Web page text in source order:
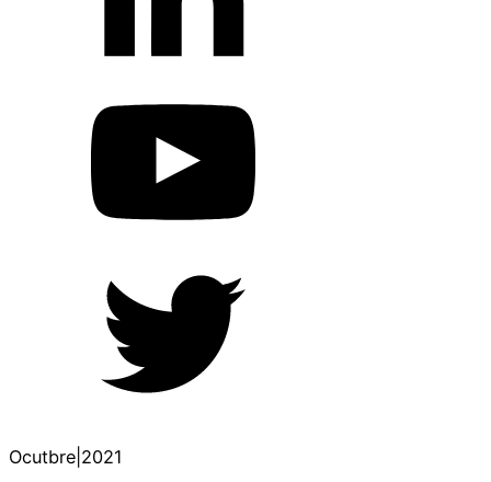
Ocutbre|2021